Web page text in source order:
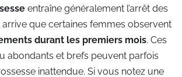
entraîne généralement l’arrêt des
arrive que certaines femmes observent
durant les premiers mois. Ces
abondants et brefs peuvent parfois
inattendue. Si vous notez une